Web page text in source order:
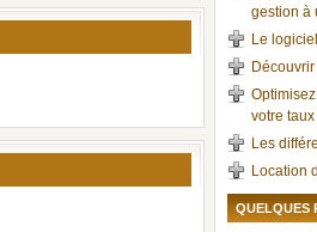
gestion à
Le
votre
Les
Location
QUELQUES